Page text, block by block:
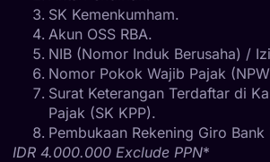
SK Kemenkumham.
Akun OSS RBA.
NIB (Nomor Induk Berusaha) /
Nomor Pokok Wajib Pajak
Surat Keterangan Terdaftar di
Pajak (SK KPP).
Pembukaan Rekening Giro Bank
IDR 4.000.000 Exclude PPN*